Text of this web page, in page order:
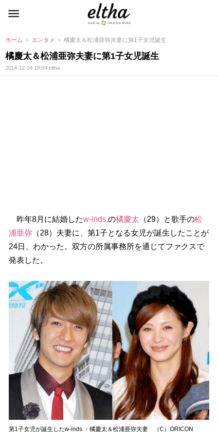
ホーム ＞ エンタメ ＞ 橘慶太＆松浦亜弥夫妻に第1子女児誕生
橘慶太＆松浦亜弥夫妻に第1子女児誕生
2014-12-24 19:04eltha
昨年8月に結婚したw-inds.の橘慶太 （29）と歌手の松
浦亜弥（28）夫妻に、第1子となる女児が誕生したことが
24日、わかった。双方の所属事務所を通じてファクスで
発表した。
第1子女児が誕生したw-inds.・橘慶太＆松浦亜弥夫妻 （C）ORICON